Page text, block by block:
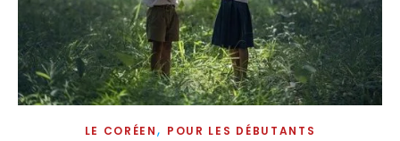
LE CORÉEN, POUR LES DÉBUTANTS